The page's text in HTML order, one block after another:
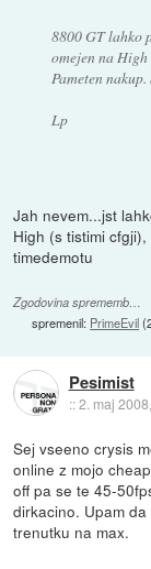
8800 GT lahko
omejen na High
Pameten
Lp
Jah nevem...jst
High (s tistimi
timedemotu
Zgodovina sprememb…
spremenil: PrimeEvil(
Pesimist
::2. maj
Sej vseeno crysis
online z mojo
off pa se te 45-
dirkacino. Upam
trenutku na max.